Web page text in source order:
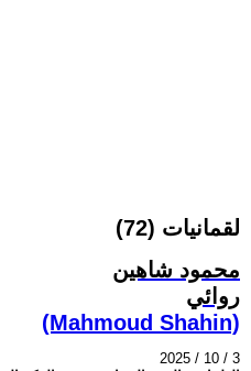
لقمانيات (72)
محمود شاهين
روائي
(Mahmoud Shahin)
2025 / 10 / 3